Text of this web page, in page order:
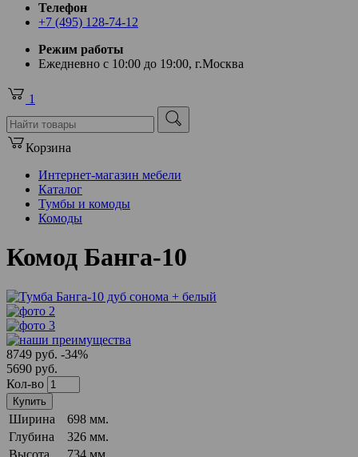
Телефон
+7 (495) 128-74-12
Режим работы
Ежедневно с 10:00 до 19:00, г.Москва
1
Корзина
Интернет-магазин мебели
Каталог
Тумбы и комоды
Комоды
Комод Банга-10
8749 руб. -34%
5690 руб.
Кол-во
Купить
Ширина
698 мм.
Глубина
326 мм.
Высота
734 мм.